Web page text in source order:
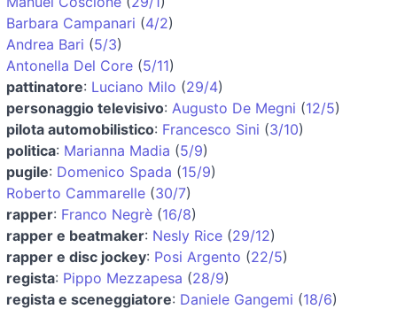
Barbara Campanari (4/2)
Andrea Bari (5/3)
Antonella Del Core (5/11)
pattinatore: Luciano Milo (29/4)
personaggio televisivo: Augusto De Megni (12/5)
pilota automobilistico: Francesco Sini (3/10)
politica: Marianna Madia (5/9)
pugile: Domenico Spada (15/9)
Roberto Cammarelle (30/7)
rapper: Franco Negrè (16/8)
rapper e beatmaker: Nesly Rice (29/12)
rapper e disc jockey: Posi Argento (22/5)
regista: Pippo Mezzapesa (28/9)
regista e sceneggiatore: Daniele Gangemi (18/6)